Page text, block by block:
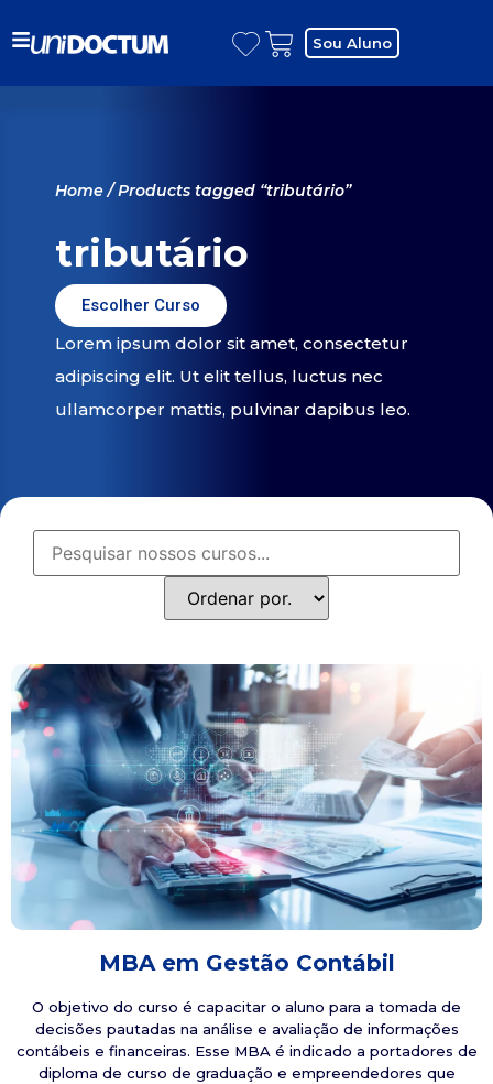
Sou Aluno
Home/ Products tagged “tributário”
tributário
Escolher Curso
Lorem ipsum dolor sit amet, consectetur
adipiscing elit. Ut elit tellus, luctus nec
ullamcorper mattis, pulvinar dapibus leo.
MBA em Gestão Contábil
O objetivo do curso é capacitar o aluno para a tomada de
decisões pautadas na análise e avaliação de informações
contábeis e financeiras. Esse MBA é indicado a portadores de
diploma de curso de graduação e empreendedores que